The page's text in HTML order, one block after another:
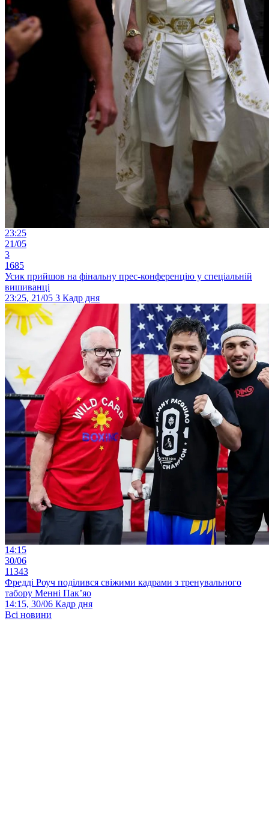
23:25
21/05
3
1685
Усик прийшов на фінальну прес-конференцію у спеціальній
вишиванці
23:25, 21/05 3 Кадр дня
14:15
30/06
11343
Фредді Роуч поділився свіжими кадрами з тренувального
табору Менні Пак’яо
14:15, 30/06 Кадр дня
Всі новини